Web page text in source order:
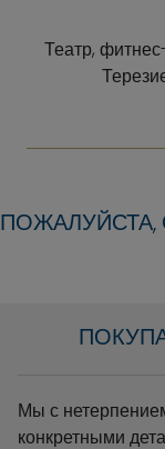
Театр,
Мы с
конкретными